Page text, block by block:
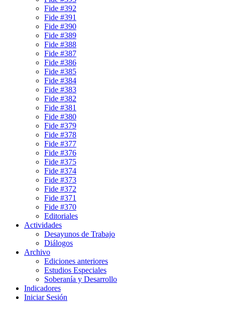
Fide #392
Fide #391
Fide #390
Fide #389
Fide #388
Fide #387
Fide #386
Fide #385
Fide #384
Fide #383
Fide #382
Fide #381
Fide #380
Fide #379
Fide #378
Fide #377
Fide #376
Fide #375
Fide #374
Fide #373
Fide #372
Fide #371
Fide #370
Editoriales
Actividades
Desayunos de Trabajo
Diálogos
Archivo
Ediciones anteriores
Estudios Especiales
Soberanía y Desarrollo
Indicadores
Iniciar Sesión